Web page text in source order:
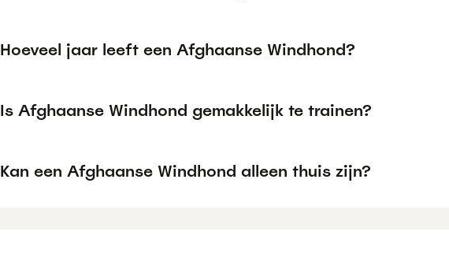
Hoeveel jaar leeft een Afghaanse Windhond?
Is Afghaanse Windhond gemakkelijk te trainen?
Kan een Afghaanse Windhond alleen thuis zijn?